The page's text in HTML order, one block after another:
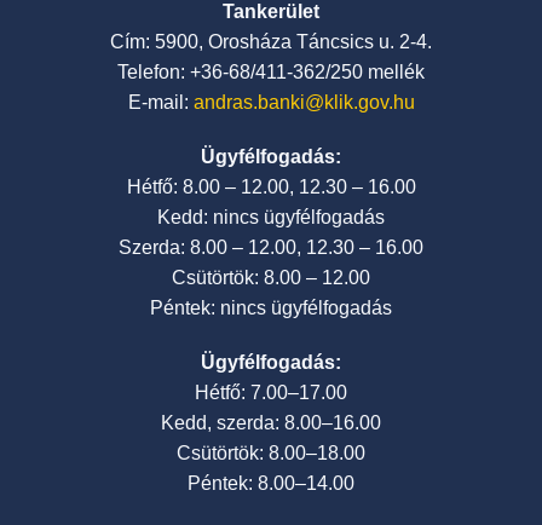
Tankerület
Cím: 5900, Orosháza Táncsics u. 2-4.
Telefon: +36-68/411-362/250 mellék
E-mail: andras.banki@klik.gov.hu
Ügyfélfogadás:
Hétfő: 8.00 – 12.00, 12.30 – 16.00
Kedd: nincs ügyfélfogadás
Szerda: 8.00 – 12.00, 12.30 – 16.00
Csütörtök: 8.00 – 12.00
Péntek: nincs ügyfélfogadás
Ügyfélfogadás:
Hétfő: 7.00–17.00
Kedd, szerda: 8.00–16.00
Csütörtök: 8.00–18.00
Péntek: 8.00–14.00